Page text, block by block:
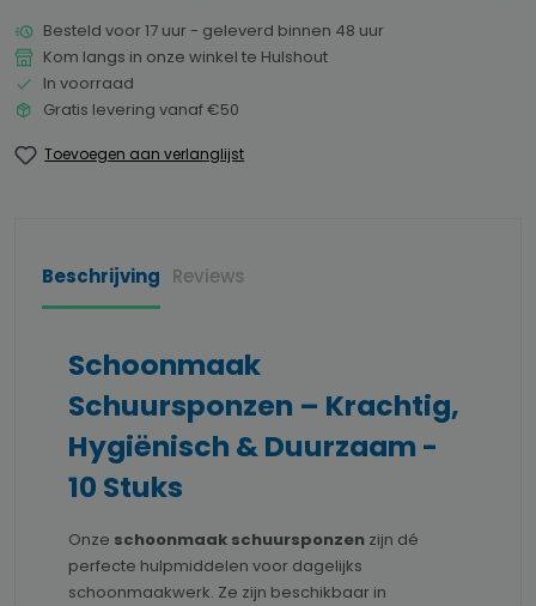
Besteld voor 17 uur - geleverd binnen 48 uur
Kom langs in onze winkel te Hulshout
In voorraad
Gratis levering vanaf €50
Toevoegen aan verlanglijst
Beschrijving Reviews
Schoonmaak
Schuursponzen – Krachtig,
Hygiënisch & Duurzaam -
10 Stuks
Onze schoonmaak schuursponzen zijn dé
perfecte hulpmiddelen voor dagelijks
schoonmaakwerk. Ze zijn beschikbaar in